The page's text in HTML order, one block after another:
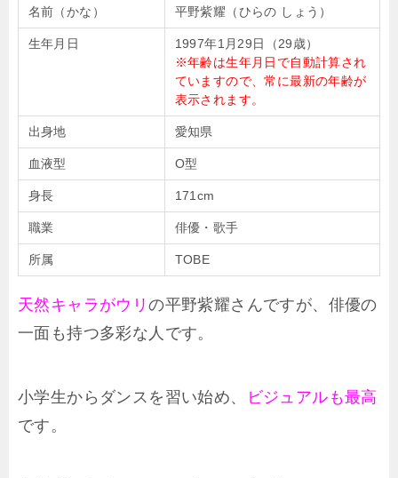
名前（かな） 平野紫耀（ひらの しょう）
生年月日
1997年1月29日（29歳）
※年齢は生年月日で自動計算され
ていますので、常に最新の年齢が
表示されます。
出身地 愛知県
血液型 O型
身長 171cm
職業 俳優・歌手
所属 TOBE
天然キャラがウリの平野紫耀さんですが、俳優の
一面も持つ多彩な人です。
小学生からダンスを習い始め、
ビジュアルも最高
です。